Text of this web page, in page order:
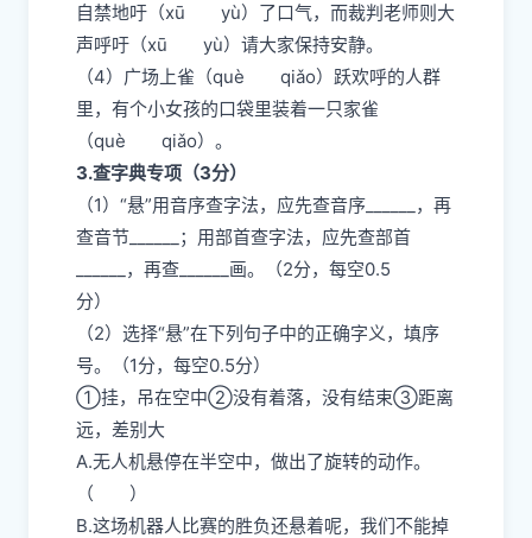
自禁地吁（xū yù）了口气，而裁判老师则大
声呼吁（xū yù）请大家保持安静。
（4）广场上雀（què qiǎo）跃欢呼的人群
里，有个小女孩的口袋里装着一只家雀
（què qiǎo）。
3.查字典专项（3分）
（1）“悬”用音序查字法，应先查音序______，再
查音节______；用部首查字法，应先查部首
______，再查______画。（2分，每空0.5
分）
（2）选择“悬”在下列句子中的正确字义，填序
号。（1分，每空0.5分）
①挂，吊在空中②没有着落，没有结束③距离
远，差别大
A.无人机悬停在半空中，做出了旋转的动作。
（ ）
B.这场机器人比赛的胜负还悬着呢，我们不能掉